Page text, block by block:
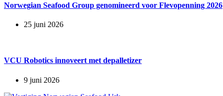
Norwegian Seafood Group genomineerd voor Flevopenning 2026
25 juni 2026
VCU Robotics innoveert met depalletizer
9 juni 2026